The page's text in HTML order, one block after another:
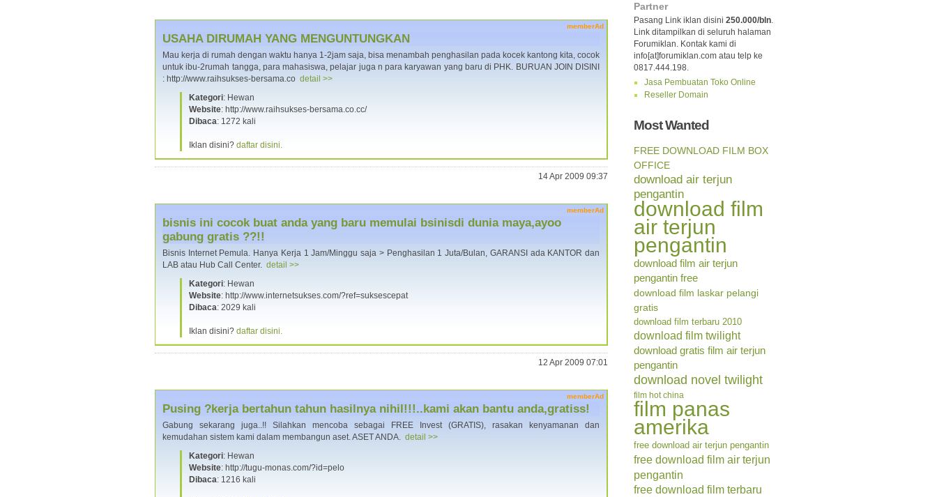
Partner
Pasang Link iklan disini 250.000/bln.
Link ditampilkan di seluruh halaman
Forumiklan. Kontak kami di
info[at]forumiklan.com atau telp ke
0817.444.198.
Jasa Pembuatan Toko Online
Reseller Domain
Most Wanted
FREE DOWNLOAD FILM BOX
OFFICE
download air terjun
pengantin
download film
air terjun
pengantin
download film air terjun
pengantin free
download film laskar pelangi
gratis
download film terbaru 2010
download film twilight
download gratis film air terjun
pengantin
download novel twilight
film hot china
film panas
amerika
free download air terjun pengantin
free download film air terjun
pengantin
free download film terbaru
memberAd
USAHA DIRUMAH YANG MENGUNTUNGKAN
Mau kerja di rumah dengan waktu hanya 1-2jam saja, bisa menambah penghasilan pada kocek kantong kita, cocok
untuk ibu-2rumah tangga, para mahasiswa, pelajar juga n para karyawan yang baru di PHK. BURUAN JOIN DISINI
: http://www.raihsukses-bersama.co detail >>
Kategori: Hewan
Website: http://www.raihsukses-bersama.co.cc/
Dibaca: 1272 kali
Iklan disini? daftar disini.
14 Apr 2009 09:37
memberAd
bisnis ini cocok buat anda yang baru memulai bsinisdi dunia maya,ayoo
gabung gratis ??!!
Bisnis Internet Pemula. Hanya Kerja 1 Jam/Minggu saja > Penghasilan 1 Juta/Bulan, GARANSI ada KANTOR dan
LAB atau Hub Call Center. detail >>
Kategori: Hewan
Website: http://www.internetsukses.com/?ref=suksescepat
Dibaca: 2029 kali
Iklan disini? daftar disini.
12 Apr 2009 07:01
memberAd
Pusing ?kerja bertahun tahun hasilnya nihil!!!..kami akan bantu anda,gratiss!
Gabung sekarang juga..!! Silahkan mencoba sebagai FREE Invest (GRATIS), rasakan kenyamanan dan
kemudahan sistem kami dalam membangun aset. ASET ANDA. detail >>
Kategori: Hewan
Website: http://tugu-monas.com/?id=pelo
Dibaca: 1216 kali